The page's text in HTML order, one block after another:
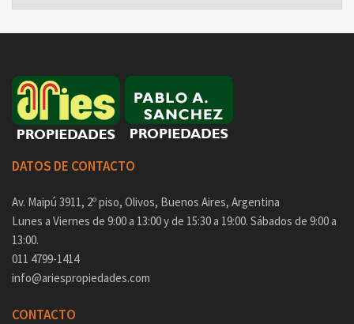
DATOS DE CONTACTO
Av. Maipú 3911, 2º piso, Olivos, Buenos Aires, Argentina
Lunes a Viernes de 9:00 a 13:00 y de 15:30 a 19:00. Sábados de 9:00 a
13:00.
011 4799-1414
info@ariespropiedades.com
CONTACTO